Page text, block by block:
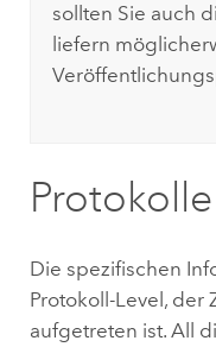
sollten Sie auch
liefern
Protokolle
Die spezifischen
Protokoll-Level, der
aufgetreten ist. All